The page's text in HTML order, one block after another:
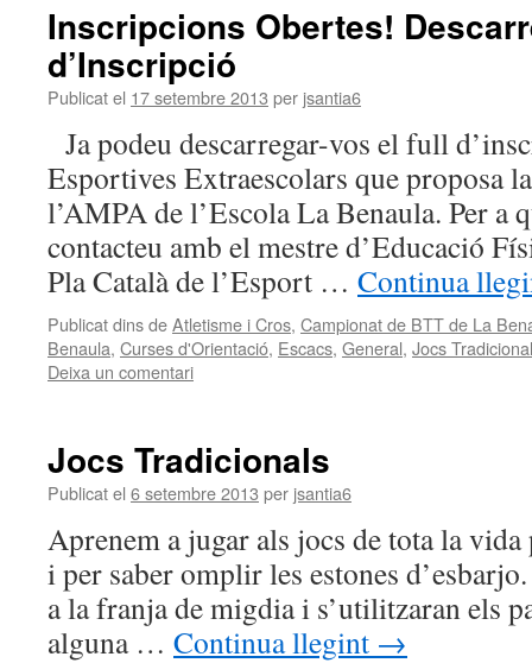
Inscripcions Obertes!
d’Inscripció
Publicat el 17 setembre 2013 per jsantia6
Ja podeu descarregar-vos el full
Esportives Extraescolars que proposa
l’AMPA de l’Escola La Benaula. Per a
contacteu amb el mestre d’Educació
Pla Català de l’Esport … Continua
Publicat dins deAtletisme i Cros, Campionat de BTT de La
Benaula, Curses d'Orientació, Escacs, General, Jocs
Deixa un comentari
Jocs Tradicionals
Publicat el 6 setembre 2013 per jsantia6
Aprenem a jugar als jocs de tota la vida
i per saber omplir les estones
a la franja de migdia i s’utilitzaran els
alguna … Continua llegint →